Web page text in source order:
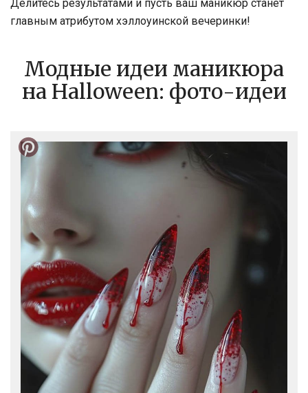
Делитесь результатами и пусть ваш маникюр станет
главным атрибутом хэллоуинской вечеринки!
Модные идеи маникюра
на Halloween: фото-идеи